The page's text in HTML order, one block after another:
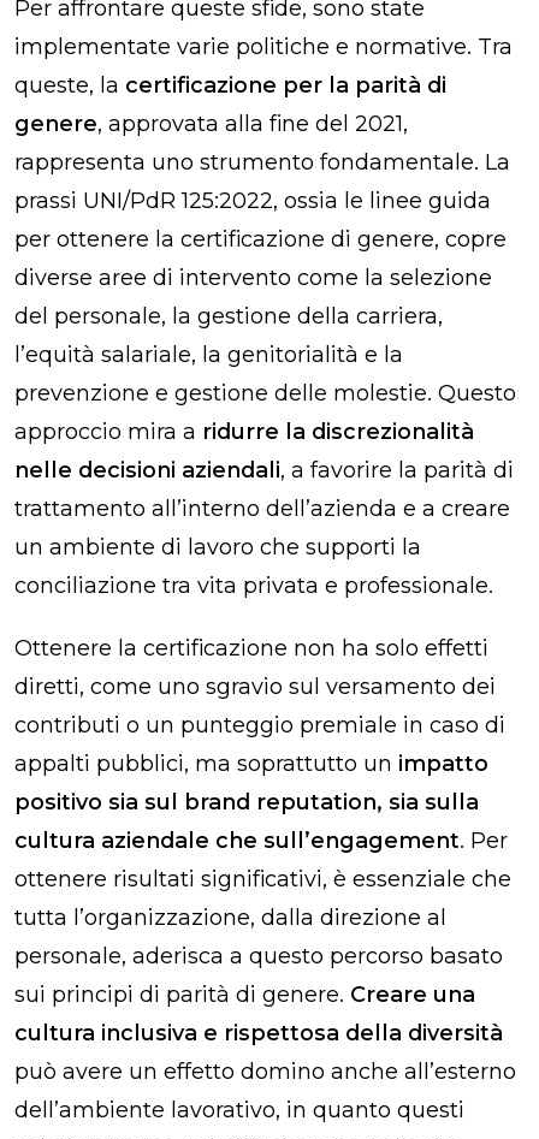
Per affrontare queste sfide, sono state
implementate varie politiche e normative. Tra
queste, la certificazione per la parità di
genere, approvata alla fine del 2021,
rappresenta uno strumento fondamentale. La
prassi UNI/PdR 125:2022, ossia le linee guida
per ottenere la certificazione di genere, copre
diverse aree di intervento come la selezione
del personale, la gestione della carriera,
l’equità salariale, la genitorialità e la
prevenzione e gestione delle molestie. Questo
approccio mira a ridurre la discrezionalità
nelle decisioni aziendali, a favorire la parità di
trattamento all’interno dell’azienda e a creare
un ambiente di lavoro che supporti la
conciliazione tra vita privata e professionale.
Ottenere la certificazione non ha solo effetti
diretti, come uno sgravio sul versamento dei
contributi o un punteggio premiale in caso di
appalti pubblici, ma soprattutto un impatto
positivo sia sul
brand reputation, sia sulla
cultura aziendale che sull’engagement. Per
ottenere risultati significativi, è essenziale che
tutta l’organizzazione, dalla direzione al
personale, aderisca a questo percorso basato
sui principi di parità di genere. Creare una
cultura inclusiva e rispettosa della diversità
può avere un effetto domino anche all’esterno
dell’ambiente lavorativo, in quanto questi